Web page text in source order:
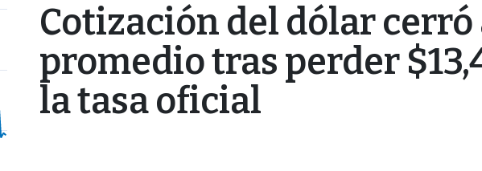
Cotización del dólar cerró
promedio tras perder
la tasa oficial